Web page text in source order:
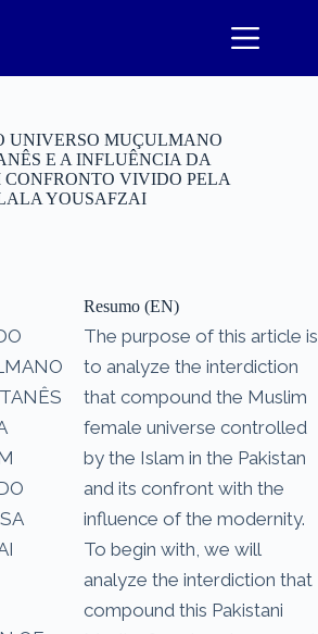
UNIVERSO MUÇULMANO
E A INFLUÊNCIA DA
VIVIDO PELA
YOUSAFZAI
Resumo (EN)
The purpose of this article is
to analyze the interdiction
that compound the Muslim
female universe controlled
by the Islam in the Pakistan
and its confront with the
influence of the modernity.
To begin with, we will
analyze the interdiction that
compound this Pakistani